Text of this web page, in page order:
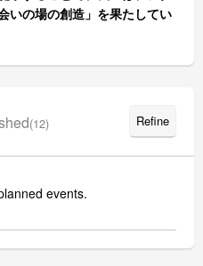
いの場の創造」を果たしてい
(12) Refine
events.